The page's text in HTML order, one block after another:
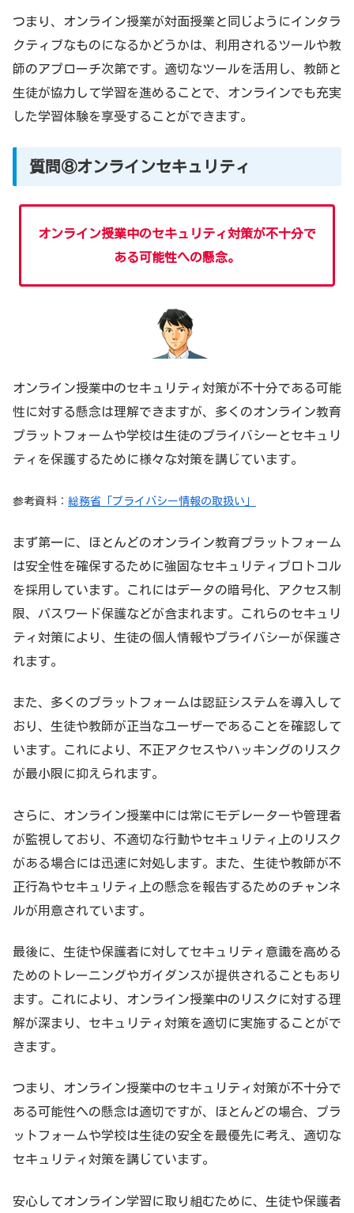
つまり、オンライン授業が対面授業と同じようにインタラ
クティブなものになるかどうかは、利用されるツールや教
師のアプローチ次第です。適切なツールを活用し、教師と
生徒が協力して学習を進めることで、オンラインでも充実
した学習体験を享受することができます。
質問⑧オンラインセキュリティ
オンライン授業中のセキュリティ対策が不十分で
ある可能性への懸念。
オンライン授業中のセキュリティ対策が不十分である可能
性に対する懸念は理解できますが、多くのオンライン教育
プラットフォームや学校は生徒のプライバシーとセキュリ
ティを保護するために様々な対策を講じています。
参考資料： 総務省「プライバシー情報の取扱い」
まず第一に、ほとんどのオンライン教育プラットフォーム
は安全性を確保するために強固なセキュリティプロトコル
を採用しています。これにはデータの暗号化、アクセス制
限、パスワード保護などが含まれます。これらのセキュリ
ティ対策により、生徒の個人情報やプライバシーが保護さ
れます。
また、多くのプラットフォームは認証システムを導入して
おり、生徒や教師が正当なユーザーであることを確認して
います。これにより、不正アクセスやハッキングのリスク
が最小限に抑えられます。
さらに、オンライン授業中には常にモデレーターや管理者
が監視しており、不適切な行動やセキュリティ上のリスク
がある場合には迅速に対処します。また、生徒や教師が不
正行為やセキュリティ上の懸念を報告するためのチャンネ
ルが用意されています。
最後に、生徒や保護者に対してセキュリティ意識を高める
ためのトレーニングやガイダンスが提供されることもあり
ます。これにより、オンライン授業中のリスクに対する理
解が深まり、セキュリティ対策を適切に実施することがで
きます。
つまり、オンライン授業中のセキュリティ対策が不十分で
ある可能性への懸念は適切ですが、ほとんどの場合、プラ
ットフォームや学校は生徒の安全を最優先に考え、適切な
セキュリティ対策を講じています。
安心してオンライン学習に取り組むために、生徒や保護者